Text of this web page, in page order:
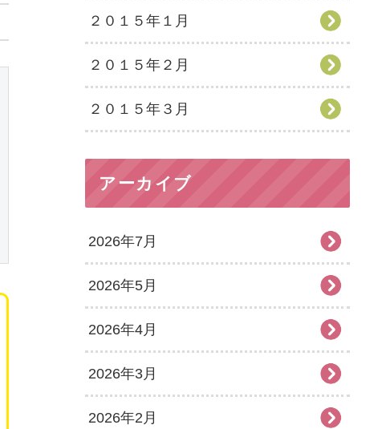
２０１５年１月
２０１５年２月
２０１５年３月
アーカイブ
2026年7月
2026年5月
2026年4月
2026年3月
2026年2月